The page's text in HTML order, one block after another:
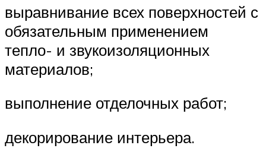
выравнивание всех поверхностей с
обязательным применением
тепло- и звукоизоляционных
материалов;
выполнение отделочных работ;
декорирование интерьера.